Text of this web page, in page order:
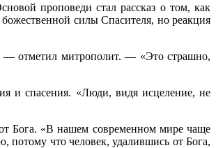
проповеди стал рассказ о том, как
силы Спасителя, но реакция
— отметил митрополит. — «Это страшно,
и спасения. «Люди, видя исцеление, не
Бога. «В нашем современном мире чаще
потому что человек, удалившись от Бога,